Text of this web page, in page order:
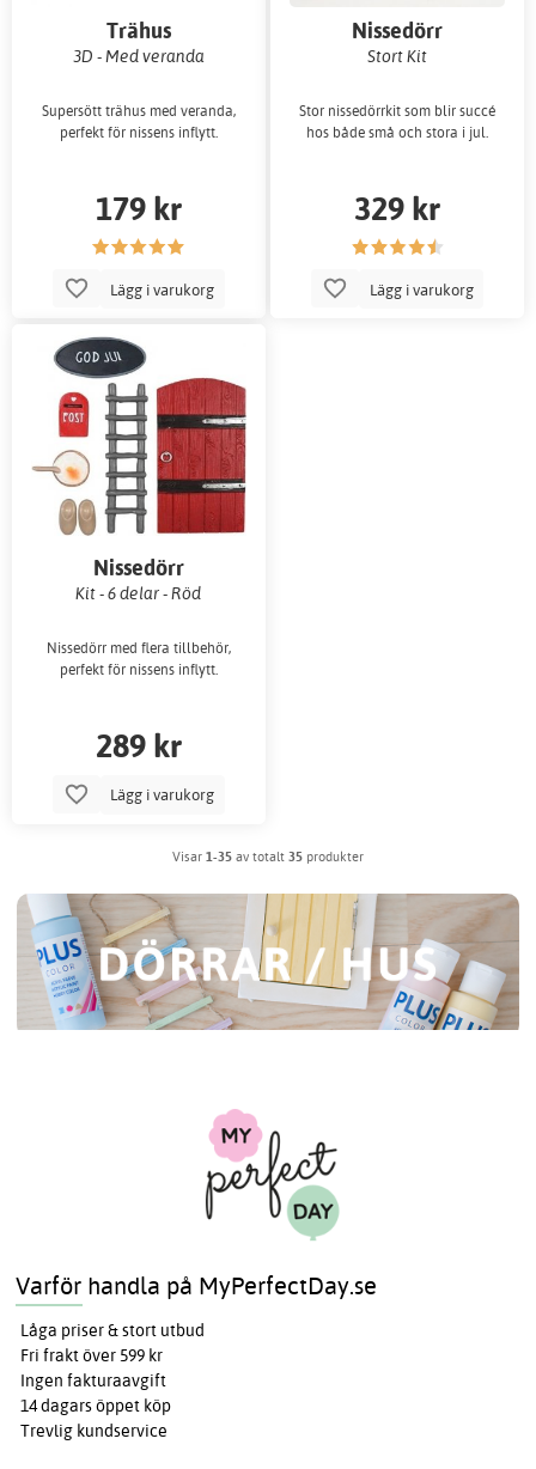
Trähus
3D - Med veranda
Supersött trähus med veranda,
perfekt för nissens inflytt.
179 kr
Lägg i varukorg
Nissedörr
Stort Kit
Stor nissedörrkit som blir succé
hos både små och stora i jul.
329 kr
Lägg i varukorg
Nissedörr
Kit - 6 delar - Röd
Nissedörr med flera tillbehör,
perfekt för nissens inflytt.
289 kr
Lägg i varukorg
Visar 1-35 av totalt 35 produkter
Varför handla på MyPerfectDay.se
Låga priser & stort utbud
Fri frakt över 599 kr
Ingen fakturaavgift
14 dagars öppet köp
Trevlig kundservice